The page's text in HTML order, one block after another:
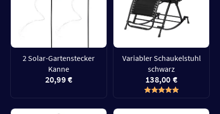
2 Solar-Gartenstecker
Kanne
20,99 €
Variabler Schaukelstuhl
schwarz
138,00 €